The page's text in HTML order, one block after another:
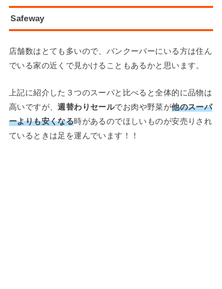
Safeway
店舗数はとても多いので、バンクーバーにいる方は住ん
でいる家の近くで見かけることもあるかと思います。
上記に紹介した３つのスーパと比べると全体的に品物は
高いですが、週替わりセールでお肉や野菜が他のスーパ
ーよりも安くなる時があるのでほしいものが安売りされ
ているときは足を運んでいます！！